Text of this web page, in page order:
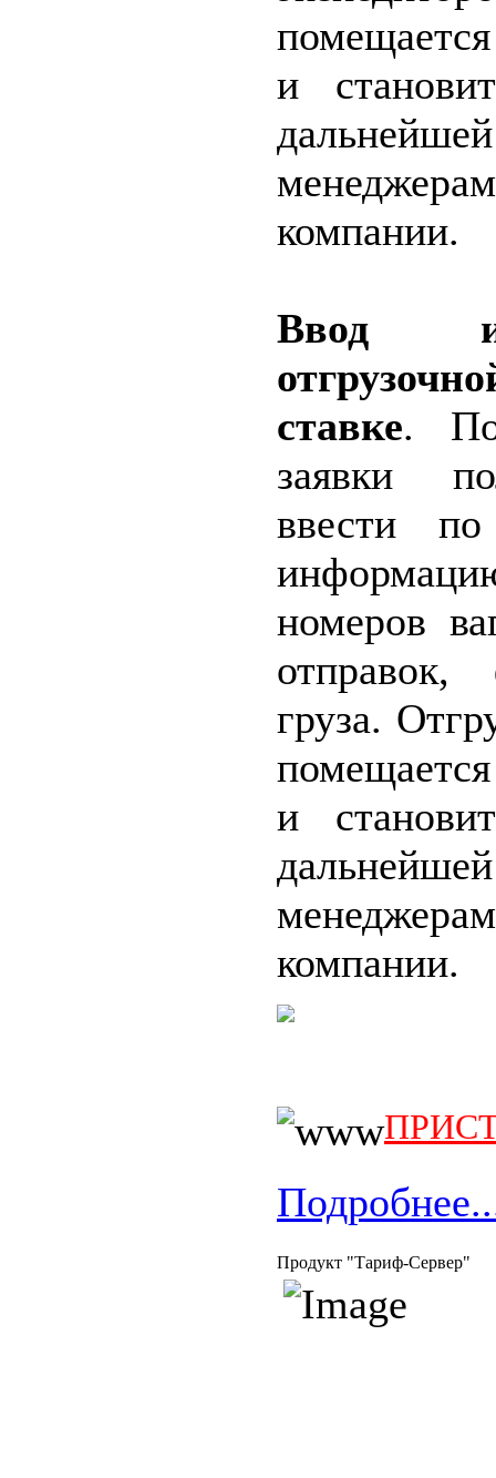
и
компании.
Ввод и
ставке.
заявки
ввести
номеров
отправок,
груза.
и
компании.
Продукт "Тариф-Сервер"